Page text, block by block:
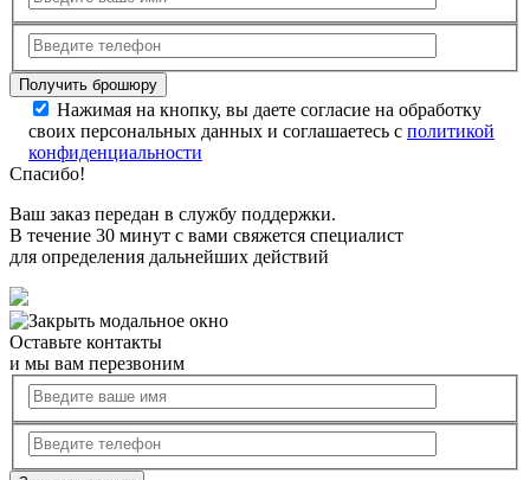
Нажимая на кнопку, вы даете согласие на обработку
своих персональных данных и соглашаетесь с политикой
конфиденциальности
Спасибо!
Ваш заказ передан в службу поддержки.
В течение 30 минут с вами свяжется специалист
для определения дальнейших действий
Оставьте контакты
и мы вам перезвоним